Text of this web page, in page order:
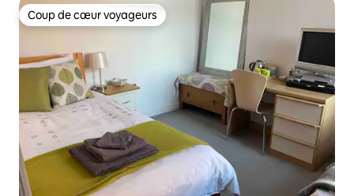
Coup de cœur voyageurs
Coup de cœur voyageurs